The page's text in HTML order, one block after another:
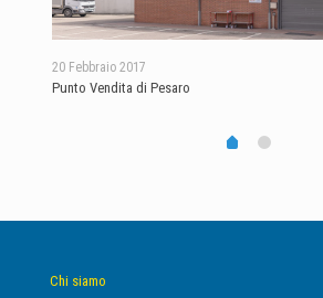
20 Febbraio 2017
Punto Vendita di Pesaro
Chi siamo